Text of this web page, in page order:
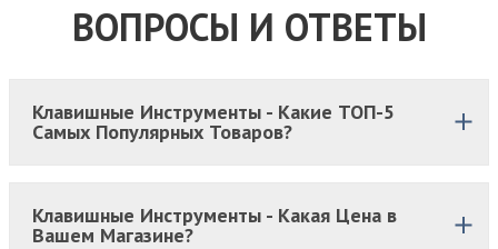
ВОПРОСЫ И ОТВЕТЫ
Клавишные Инструменты - Какие ТОП-5
Самых Популярных Товаров?
Клавишные Инструменты - Какая Цена в
Вашем Магазине?